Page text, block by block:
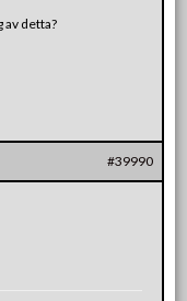
av detta?
#39990